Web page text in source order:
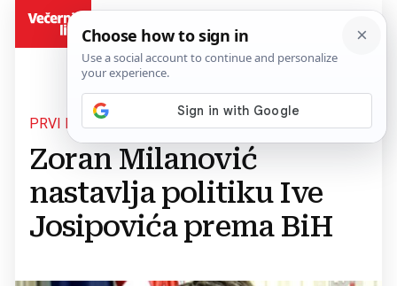
PRVI POSJET
Zoran Milanović
nastavlja politiku Ive
Josipovića prema BiH